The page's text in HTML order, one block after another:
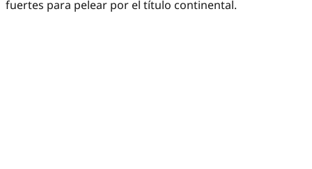
fuertes para pelear por el título continental.